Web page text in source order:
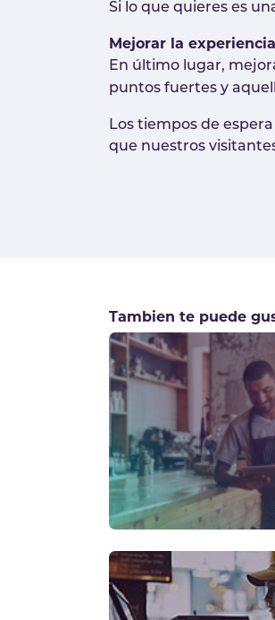
Si lo que quieres es
Mejorar la
En último lugar,
puntos fuertes y
Los tiempos de
que nuestros
Tambien te puede